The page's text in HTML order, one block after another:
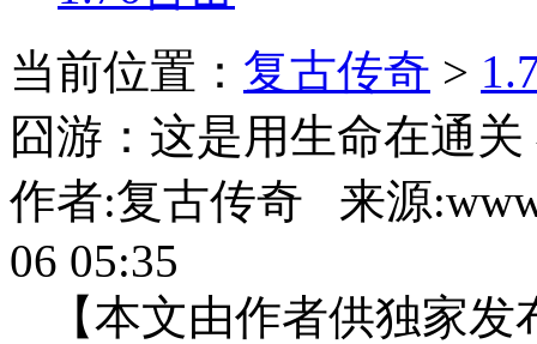
当前位置： 复古传奇 >
囧游：这是用生命在通
作者:复古传奇 来源
06 05:35
【本文由作者供独家